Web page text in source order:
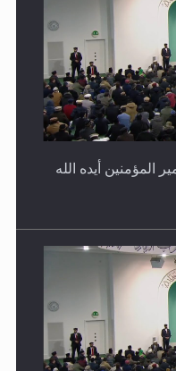
المؤمنين أيده الله